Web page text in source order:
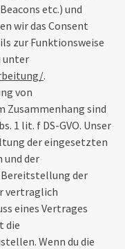
etc.) und
wir das Consent
zur Funktionsweise
unter
.
von
Zusammenhang sind
1 lit. f DS-GVO. Unser
der eingesetzten
und der
der
vertraglich
eines Vertrages
die
Wenn du die